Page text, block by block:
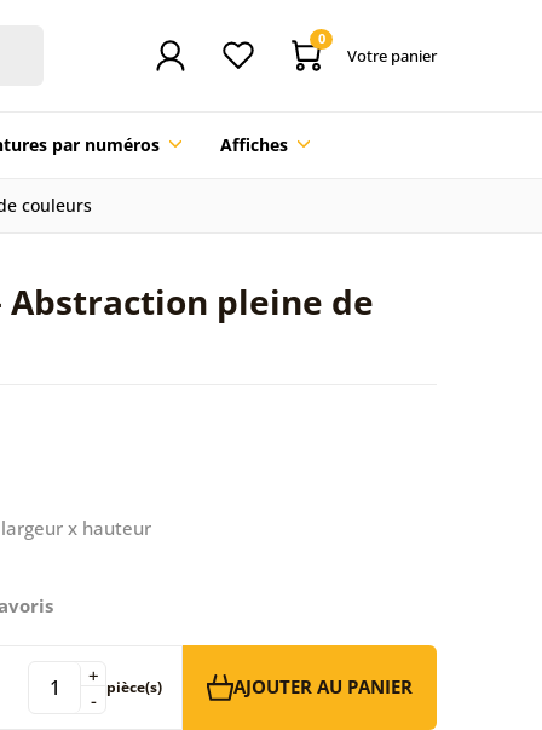
0
Votre panier
par numéros Affiches
couleurs
Abstraction pleine de
x hauteur
-
+ pièce(s) AJOUTER AU PANIER